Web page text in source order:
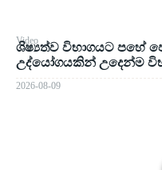
Video
ශිෂ්‍යත්ව විභාගයට පහේ
උද්යෝගයකින් උදෙන්ම
2026-08-09